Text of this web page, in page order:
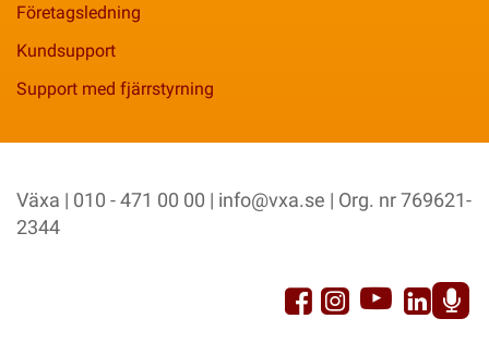
Företagsledning
Kundsupport
Support med fjärrstyrning
Växa | 010 - 471 00 00 | info@vxa.se | Org. nr 769621-
2344
Facebook
Instagram